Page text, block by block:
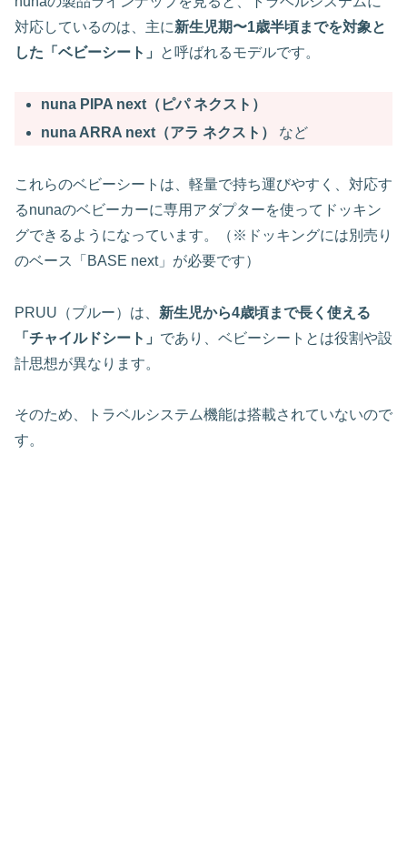
対応しているのは、主に新生児期〜1歳半頃までを対象と
した「ベビーシート」
と呼ばれるモデルです。
nuna PIPA next（ピパ ネクスト）
nuna ARRA next（アラ ネクスト）
など
これらのベビーシートは、軽量で持ち運びやすく、対応す
るnunaのベビーカーに専用アダプターを使ってドッキン
グできるようになっています。（※ドッキングには別売り
のベース「BASE next」が必要です）
PRUU（プルー）は、 新生児から4歳頃まで長く使える
「チャイルドシート」 であり、ベビーシートとは役割や設
計思想が異なります。
そのため、トラベルシステム機能は搭載されていないので
す。